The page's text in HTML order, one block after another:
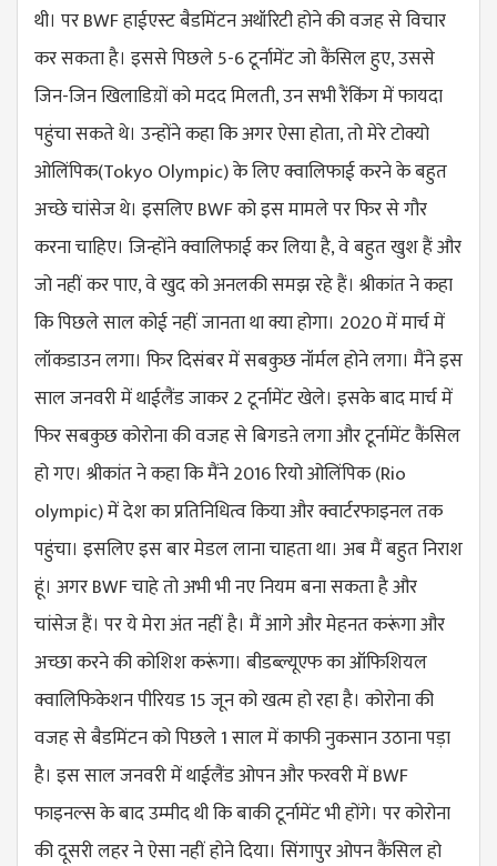
थी। पर BWF हाईएस्ट बैडमिंटन अथॉरिटी होने की वजह से विचार
कर सकता है। इससे पिछले 5-6 टूर्नामेंट जो कैंसिल हुए, उससे
जिन-जिन खिलाडिय़ों को मदद मिलती, उन सभी रैंकिंग में फायदा
पहुंचा सकते थे। उन्होंने कहा कि अगर ऐसा होता, तो मेरे टोक्यो
ओलिंपिक(Tokyo Olympic) के लिए क्वालिफाई करने के बहुत
अच्छे चांसेज थे। इसलिए BWF को इस मामले पर फिर से गौर
करना चाहिए। जिन्होंने क्वालिफाई कर लिया है, वे बहुत खुश हैं और
जो नहीं कर पाए, वे खुद को अनलकी समझ रहे हैं। श्रीकांत ने कहा
कि पिछले साल कोई नहीं जानता था क्या होगा। 2020 में मार्च में
लॉकडाउन लगा। फिर दिसंबर में सबकुछ नॉर्मल होने लगा। मैंने इस
साल जनवरी में थाईलैंड जाकर 2 टूर्नामेंट खेले। इसके बाद मार्च में
फिर सबकुछ कोरोना की वजह से बिगडऩे लगा और टूर्नामेंट कैंसिल
हो गए। श्रीकांत ने कहा कि मैंने 2016 रियो ओलिंपिक (Rio
olympic) में देश का प्रतिनिधित्व किया और क्वार्टरफाइनल तक
पहुंचा। इसलिए इस बार मेडल लाना चाहता था। अब मैं बहुत निराश
हूं। अगर BWF चाहे तो अभी भी नए नियम बना सकता है और
चांसेज हैं। पर ये मेरा अंत नहीं है। मैं आगे और मेहनत करूंगा और
अच्छा करने की कोशिश करूंगा। बीडब्ल्यूएफ का ऑफिशियल
क्वालिफिकेशन पीरियड 15 जून को खत्म हो रहा है। कोरोना की
वजह से बैडमिंटन को पिछले 1 साल में काफी नुकसान उठाना पड़ा
है। इस साल जनवरी में थाईलैंड ओपन और फरवरी में BWF
फाइनल्स के बाद उम्मीद थी कि बाकी टूर्नामेंट भी होंगे। पर कोरोना
की दूसरी लहर ने ऐसा नहीं होने दिया। सिंगापुर ओपन कैंसिल हो